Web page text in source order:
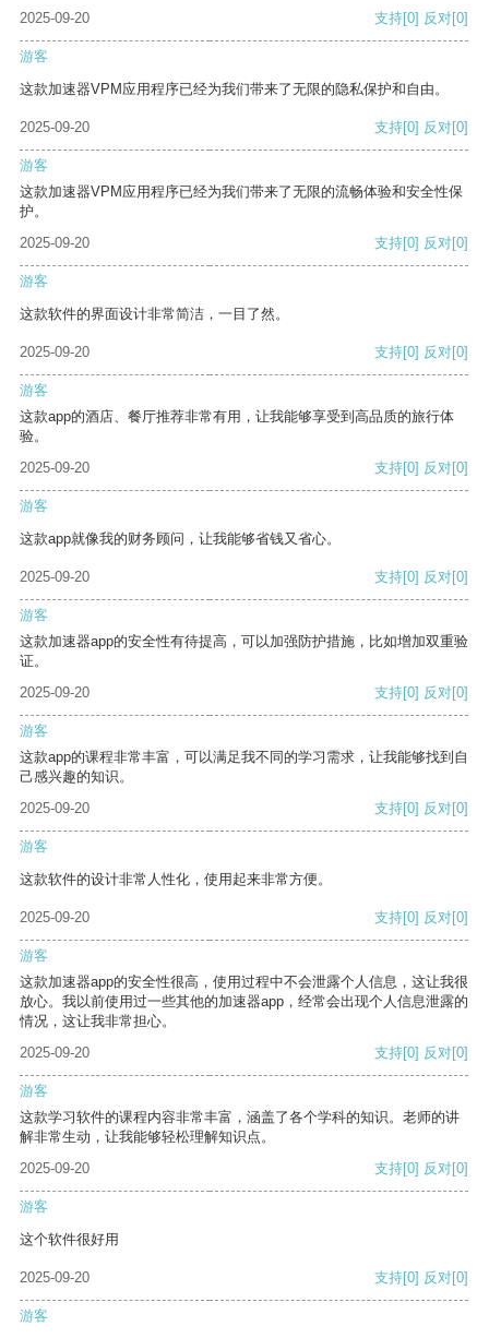
2025-09-20
支持[0] 反对[0]
游客
这款加速器VPM应用程序已经为我们带来了无限的隐私保护和自由。
2025-09-20 支持[0] 反对[0]
游客
这款加速器VPM应用程序已经为我们带来了无限的流畅体验和安全性保
护。
2025-09-20
支持[0] 反对[0]
游客
这款软件的界面设计非常简洁，一目了然。
2025-09-20 支持[0] 反对[0]
游客
这款app的酒店、餐厅推荐非常有用，让我能够享受到高品质的旅行体
验。
2025-09-20
支持[0] 反对[0]
游客
这款app就像我的财务顾问，让我能够省钱又省心。
2025-09-20 支持[0] 反对[0]
游客
这款加速器app的安全性有待提高，可以加强防护措施，比如增加双重验
证。
2025-09-20
支持[0] 反对[0]
游客
这款app的课程非常丰富，可以满足我不同的学习需求，让我能够找到自
己感兴趣的知识。
2025-09-20
支持[0] 反对[0]
游客
这款软件的设计非常人性化，使用起来非常方便。
2025-09-20 支持[0] 反对[0]
游客
这款加速器app的安全性很高，使用过程中不会泄露个人信息，这让我很
放心。我以前使用过一些其他的加速器app，经常会出现个人信息泄露的
情况，这让我非常担心。
2025-09-20
支持[0] 反对[0]
游客
这款学习软件的课程内容非常丰富，涵盖了各个学科的知识。老师的讲
解非常生动，让我能够轻松理解知识点。
2025-09-20
支持[0] 反对[0]
游客
这个软件很好用
2025-09-20 支持[0] 反对[0]
游客